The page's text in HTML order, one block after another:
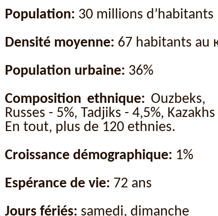
Population: 30 millions d’habitants
Densité moyenne: 67 habitants au
Population urbaine: 36%
Composition ethnique: Ouzbeks,
Russes - 5%, Tadjiks - 4,5%,
En tout, plus de 120 ethnies.
Croissance démographique: 1%
Espérance de vie: 72 ans
Jours fériés: samedi, dimanche